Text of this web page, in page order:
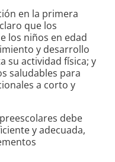
en la primera
que los
los niños en edad
y desarrollo
su actividad física; y
saludables para
a corto y
debe
y adecuada,